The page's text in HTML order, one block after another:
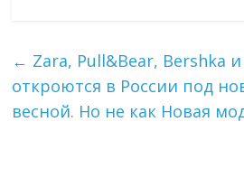
r
a
m
k
l
a
s
l
в
и
т
← Zara, Pull&Bear, Bershka
откроются в России под
весной. Но не как Новая